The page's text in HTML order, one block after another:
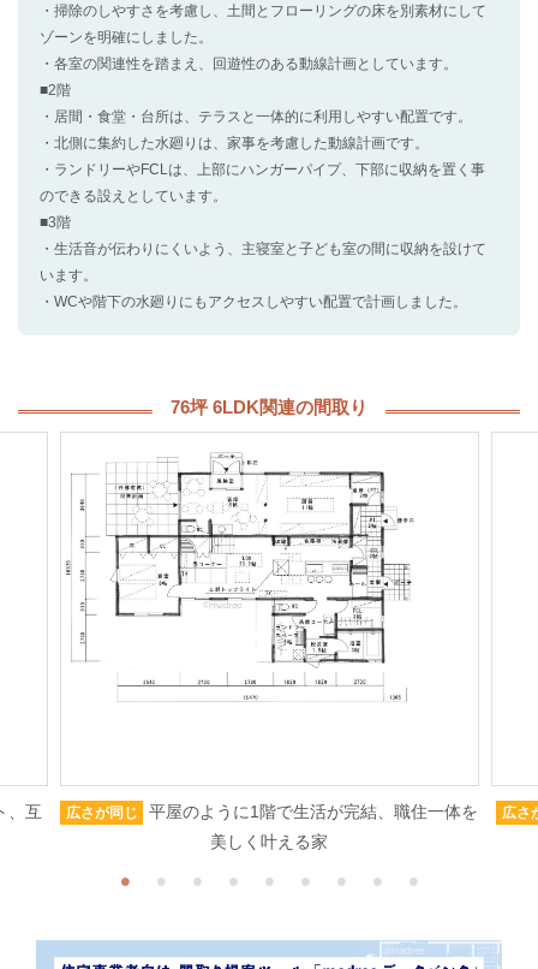
・掃除のしやすさを考慮し、土間とフローリングの床を別素材にして
ゾーンを明確にしました。
・各室の関連性を踏まえ、回遊性のある動線計画としています。
■2階
・居間・食堂・台所は、テラスと一体的に利用しやすい配置です。
・北側に集約した水廻りは、家事を考慮した動線計画です。
・ランドリーやFCLは、上部にハンガーパイプ、下部に収納を置く事
のできる設えとしています。
■3階
・生活音が伝わりにくいよう、主寝室と子ども室の間に収納を設けて
います。
・WCや階下の水廻りにもアクセスしやすい配置で計画しました。
76坪 6LDK関連の間取り
、互 広さが同じ
平屋のように1階で生活が完結、職住一体を
美しく叶える家
広さ